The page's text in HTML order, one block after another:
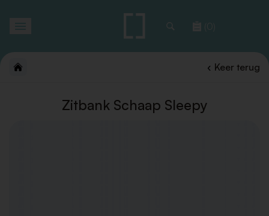
(0)
Keer terug
Zitbank Schaap Sleepy